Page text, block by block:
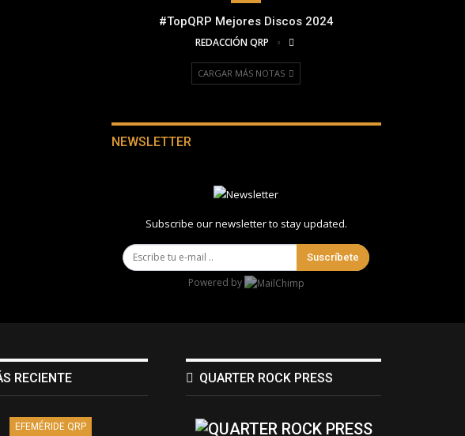
#TopQRP Mejores Discos 2024
REDACCIÓN QRP
CARGAR MÁS NOTAS
NEWSLETTER
Subscribe our newsletter to stay updated.
Suscríbete
Powered by
RECIENTE
EFEMÉRIDE QRP
QUARTER ROCK PRESS